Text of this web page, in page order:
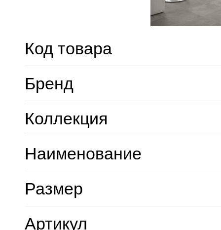
Код товара
Бренд
Коллекция
Наименование
Размер
Артикул